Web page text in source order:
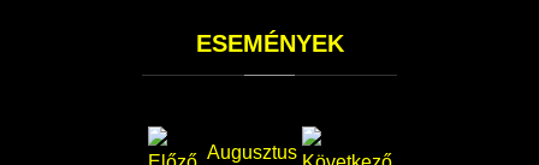
ESEMÉNYEK
Augusztus